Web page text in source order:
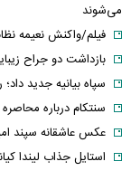
می‌شوند
فیلم/واکنش نعیمه
بازداشت دو جراح
سپاه بیانیه جدید
سنتکام درباره
عکس عاشقانه سپند
استایل جذاب لیندا